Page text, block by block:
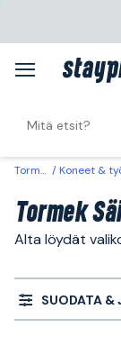
Tormek Koneet &
Tormek
Alta löydät
SUODATA &